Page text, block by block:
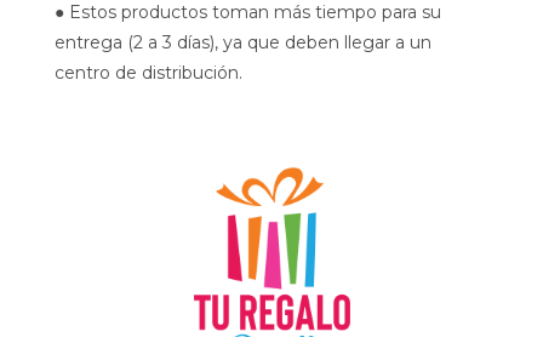
● Estos productos toman más tiempo para su
entrega (2 a 3 días), ya que deben llegar a un
centro de distribución.